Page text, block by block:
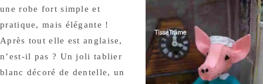
une robe fort simple et
pratique, mais élégante !
Après tout elle est anglaise,
n’est-il pas ? Un joli tablier
blanc décoré de dentelle, un